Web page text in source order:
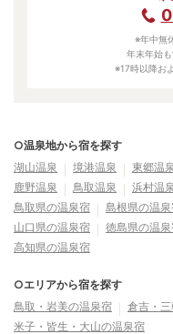
※年中無
年末年始も
※17時以降お
○温泉地から宿を探す
湖山温泉
境港温泉 東郷温
鹿野温泉
鳥取温泉 浜村温
鳥取県の温泉宿
島根県の温
山口県の温泉宿
徳島県の温
高知県の温泉宿
○エリアから宿を探す
鳥取・岩美の温泉宿
倉吉・
米子・皆生・大山の温泉宿